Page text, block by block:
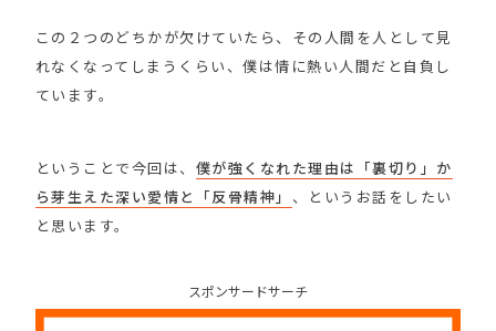
この２つのどちかが欠けていたら、その人間を人として見
れなくなってしまうくらい、僕は情に熱い人間だと自負し
ています。
ということで今回は、 僕が強くなれた理由は「裏切り」か
ら芽生えた深い愛情と「反骨精神」 、というお話をしたい
と思います。
スポンサードサーチ